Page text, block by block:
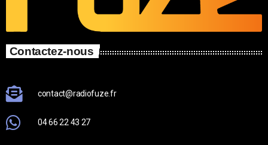
Contactez-nous
contact@radiofuze.fr
04 66 22 43 27